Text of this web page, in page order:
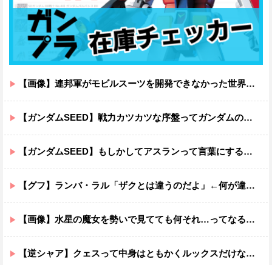
【画像】連邦軍がモビルスーツを開発できなかった世界線のガンダムｗｗｗｗｗｗｗ
【ガンダムSEED】戦力カツカツな序盤ってガンダムの中だと割と珍しい気がする
【ガンダムSEED】もしかしてアスランって言葉にするのが下手なだけでめっちゃいい人なのでは？
【グフ】ランバ・ラル「ザクとは違うのだよ」←何が違うの？
【画像】水星の魔女を勢いで見てても何それ…ってなる部分ｗｗｗｗｗｗｗｗ
【逆シャア】クェスって中身はともかくルックスだけなら最高だな